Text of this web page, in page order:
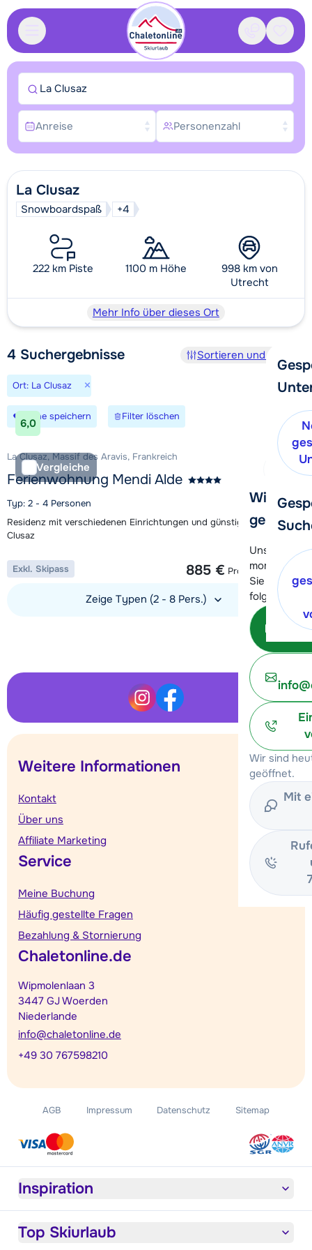
Kontakt
Wir
gerne
Unser
momentan
Sie können
folgenden
Wir sind
geöffnet.
Mit
La Clusaz
Snowboardspaß +4
222 km Piste 1100 m Höhe
998 km von
Utrecht
Mehr Info über dieses Ort
4 Suchergebnisse Sortieren und Filtern
Ort: La Clusaz ×
Suche speichern Filter löschen
6,0
Vergleiche
La Clusaz, Massif des Aravis, Frankreich
Ferienwohnung Mendi Alde
Typ: 2 - 4 Personen
Residenz mit verschiedenen Einrichtungen und günstiger Lage in La
Clusaz
1 Woche ab
885 € Pro Unterkunft
Exkl. Skipass
Zeige Typen (2 - 8 Pers.)
La Clusaz
Anreise Personenzahl
Weitere Informationen
Kontakt
Über uns
Affiliate Marketing
Service
Meine Buchung
Häufig gestellte Fragen
Bezahlung & Stornierung
Chaletonline.de
Wipmolenlaan 3
3447 GJ Woerden
Niederlande
info@chaletonline.de
+49 30 767598210
AGB Impressum Datenschutz Sitemap
Inspiration
Top Skiurlaub